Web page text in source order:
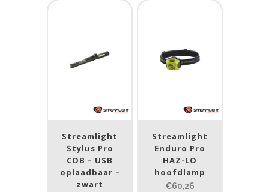
Type lichtbeeld
Spot/Flood(2)
Beam afstand (m)
1.114 1 265
Streamlight
Stylus Pro
COB – USB
oplaadbaar –
zwart
Streamlight
Enduro Pro
HAZ-LO
hoofdlamp
€60,26